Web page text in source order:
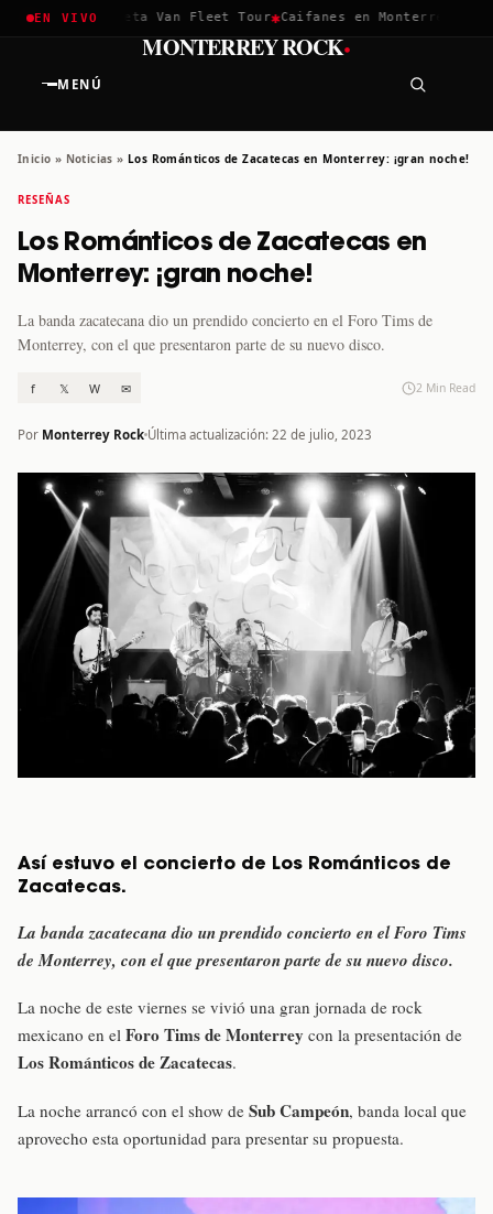
EN VIVO
2026✱ Greta Van Fleet Tour✱Caifanes en Monterrey · 12
MENÚ
MONTERREY ROCK·
Inicio » Noticias » Los Románticos de Zacatecas en Monterrey: ¡gran noche!
RESEÑAS
Los Románticos de Zacatecas en
Monterrey: ¡gran noche!
La banda zacatecana dio un prendido concierto en el Foro Tims de
Monterrey, con el que presentaron parte de su nuevo disco.
f 𝕏 W ✉ 2 Min Read
Por Monterrey Rock Última actualización: 22 de julio, 2023
Así estuvo el concierto de Los Románticos de
Zacatecas.
La banda zacatecana dio un prendido concierto en el Foro Tims
de Monterrey, con el que presentaron parte de su nuevo disco.
La noche de este viernes se vivió una gran jornada de rock
mexicano en el Foro Tims de Monterrey con la presentación de
Los Románticos de Zacatecas.
La noche arrancó con el show de Sub Campeón, banda local que
aprovecho esta oportunidad para presentar su propuesta.